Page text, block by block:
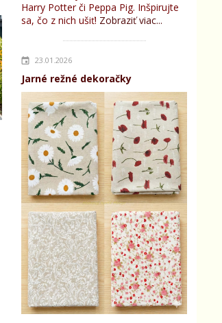
Harry Potter či Peppa Pig. Inšpirujte
sa, čo z nich ušiť! Zobraziť viac...
23.01.2026
Jarné režné dekoračky